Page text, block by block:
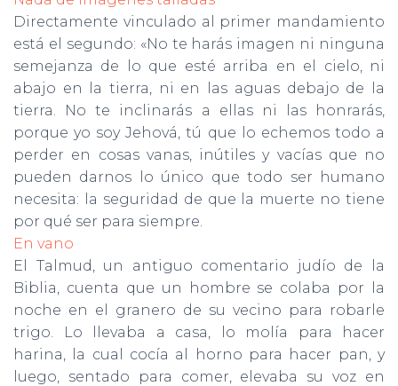
Directamente vinculado al primer mandamiento
está el segundo: «No te harás imagen ni ninguna
semejanza de lo que esté arriba en el cielo, ni
abajo en la tierra, ni en las aguas debajo de la
tierra. No te inclinarás a ellas ni las honrarás,
porque yo soy Jehová, tú que lo echemos todo a
perder en cosas vanas, inútiles y vacías que no
pueden darnos lo único que todo ser humano
necesita: la seguridad de que la muerte no tiene
por qué ser para siempre.
En vano
El Talmud, un antiguo comentario judío de la
Biblia, cuenta que un hombre se colaba por la
noche en el granero de su vecino para robarle
trigo. Lo llevaba a casa, lo molía para hacer
harina, la cual cocía al horno para hacer pan, y
luego, sentado para comer, elevaba su voz en